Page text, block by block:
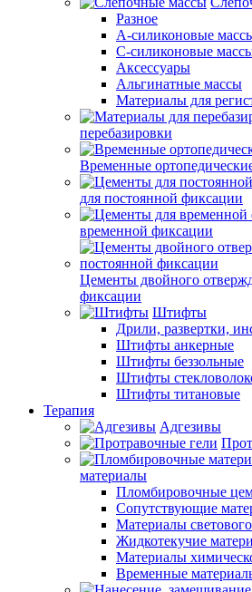
Разное
А-силиконовые
С-силиконовые
Аксессуары
Альгинатные массы
Материалы для
перебазировки
Временные
для постоянной фиксации
временной фиксации
Цементы двойного
фиксации
Штифты
Дрили, развертки,
Штифты анкерные
Штифты беззольные
Штифты
Штифты титановые
Терапия
Адгезивы
материалы
Пломбировочные
Сопутствующие
Материалы
Жидкотекучие
Материалы
Временные